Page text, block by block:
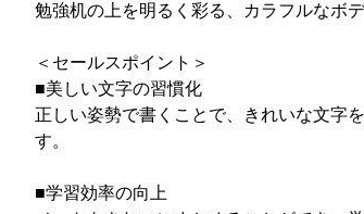
勉強机の上を明るく彩る、カラフルなボデ
＜セールスポイント＞
■美しい文字の習慣化
正しい姿勢で書くことで、きれいな文字
す。
■学習効率の向上